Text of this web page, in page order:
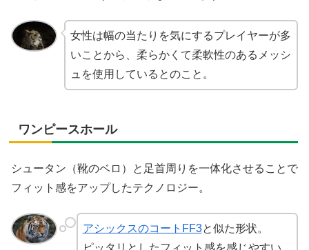
女性は幅の当たりを気にするプレイヤーが多
いことから、柔らかくて柔軟性のあるメッシ
ュを使用しているとのこと。
ワンピースホール
シュータン（靴のベロ）と足首周りを一体化させることで
フィット感をアップしたテクノロジー。
アシックスのコートFF3と似た形状。
ピッタリとしたフィット感を感じやすい